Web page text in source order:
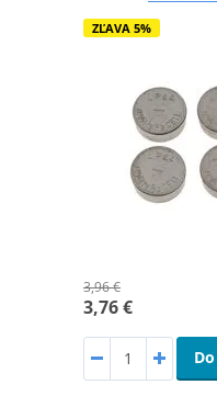
ZĽAVA 5%
3,96 €
3,76 €